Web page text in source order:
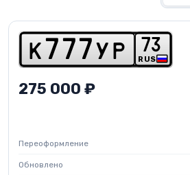
k 7 7 7 y p RUS
73
275 000 ₽
Переоформление
Обновлено